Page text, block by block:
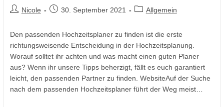
Nicole 30. September 2021 Allgemein
Den passenden Hochzeitsplaner zu finden ist die erste
richtungsweisende Entscheidung in der Hochzeitsplanung.
Worauf solltet ihr achten und was macht einen guten Planer
aus? Wenn ihr unsere Tipps beherzigt, fällt es euch garantiert
leicht, den passenden Partner zu finden. WebsiteAuf der Suche
nach dem passenden Hochzeitsplaner führt der Weg meist…